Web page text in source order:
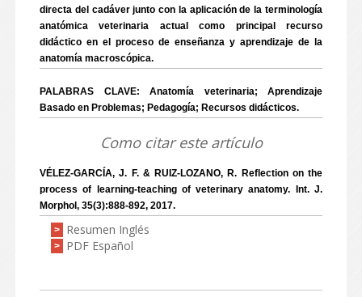
directa del cadáver junto con la aplicación de la terminología
anatómica veterinaria actual como principal recurso
didáctico en el proceso de enseñanza y aprendizaje de la
anatomía macroscópica.
PALABRAS CLAVE: Anatomía veterinaria; Aprendizaje
Basado en Problemas; Pedagogía; Recursos didácticos.
Como citar este artículo
VÉLEZ-GARCÍA, J. F. & RUIZ-LOZANO, R. Reflection on the
process of learning-teaching of veterinary anatomy. Int. J.
Morphol, 35(3):888-892, 2017.
> Resumen Inglés
> PDF Español